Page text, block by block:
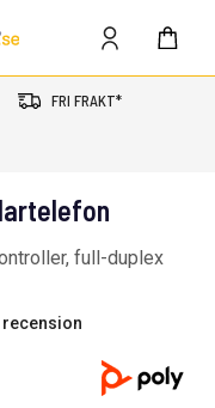
FRI FRAKT*
full-duplex
recension